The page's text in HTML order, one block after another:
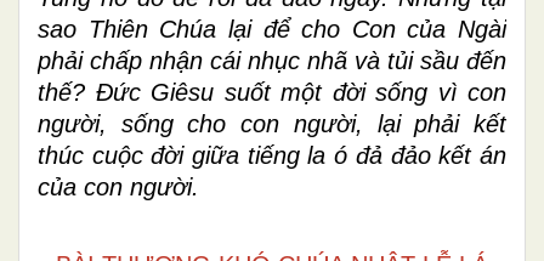
sao Thiên Chúa lại để cho Con của Ngài
phải chấp nhận cái nhục nhã và tủi sầu đến
thế? Ðức Giêsu suốt một đời sống vì con
người, sống cho con người, lại phải kết
thúc cuộc đời giữa tiếng la ó đả đảo kết án
của con người.